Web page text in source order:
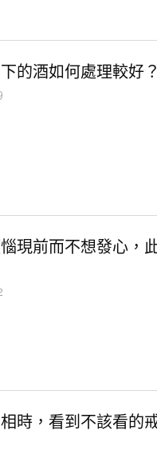
的酒如何處理較好
現前而不想發心，
時，看到不該看的